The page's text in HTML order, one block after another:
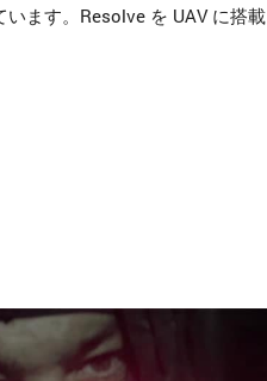
ます。Resolve を UAV に搭載